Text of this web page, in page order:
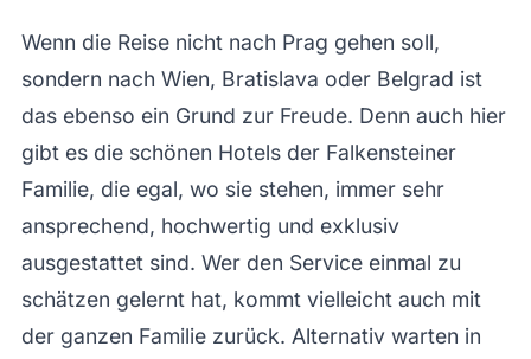
Wenn die Reise nicht nach Prag gehen soll,
sondern nach Wien, Bratislava oder Belgrad ist
das ebenso ein Grund zur Freude. Denn auch hier
gibt es die schönen Hotels der Falkensteiner
Familie, die egal, wo sie stehen, immer sehr
ansprechend, hochwertig und exklusiv
ausgestattet sind. Wer den Service einmal zu
schätzen gelernt hat, kommt vielleicht auch mit
der ganzen Familie zurück. Alternativ warten in